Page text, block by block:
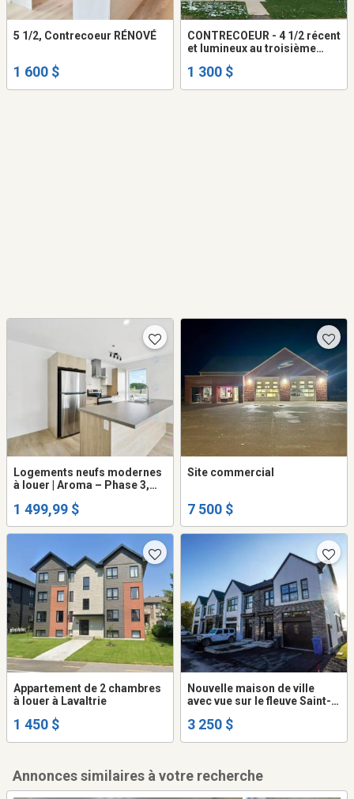
5 1/2, Contrecoeur RÉNOVÉ
1 600 $
CONTRECOEUR - 4 1/2 récent
et lumineux au troisième
1 300 $
Logements neufs modernes
à louer | Aroma – Phase 3,
1 499,99 $
Site commercial
7 500 $
Appartement de 2 chambres
à louer à Lavaltrie
1 450 $
Nouvelle maison de ville
avec vue sur le fleuve Saint-
3 250 $
Annonces similaires à votre recherche